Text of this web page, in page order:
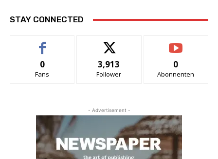
STAY CONNECTED
0
Fans
3,913
Follower
0
Abonnenten
- Advertisement -